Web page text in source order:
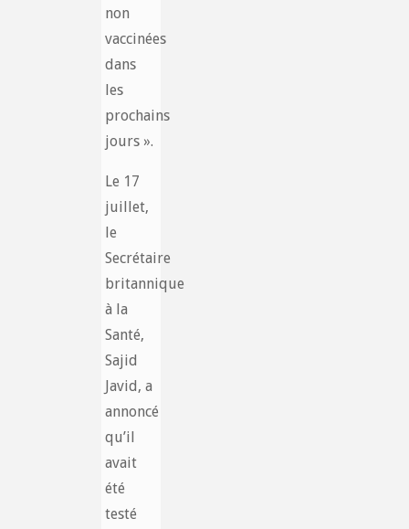
non
vaccinées
dans
les
prochains
jours ».
Le 17
juillet,
le
Secrétaire
britannique
à la
Santé,
Sajid
Javid, a
annoncé
qu’il
avait
été
testé